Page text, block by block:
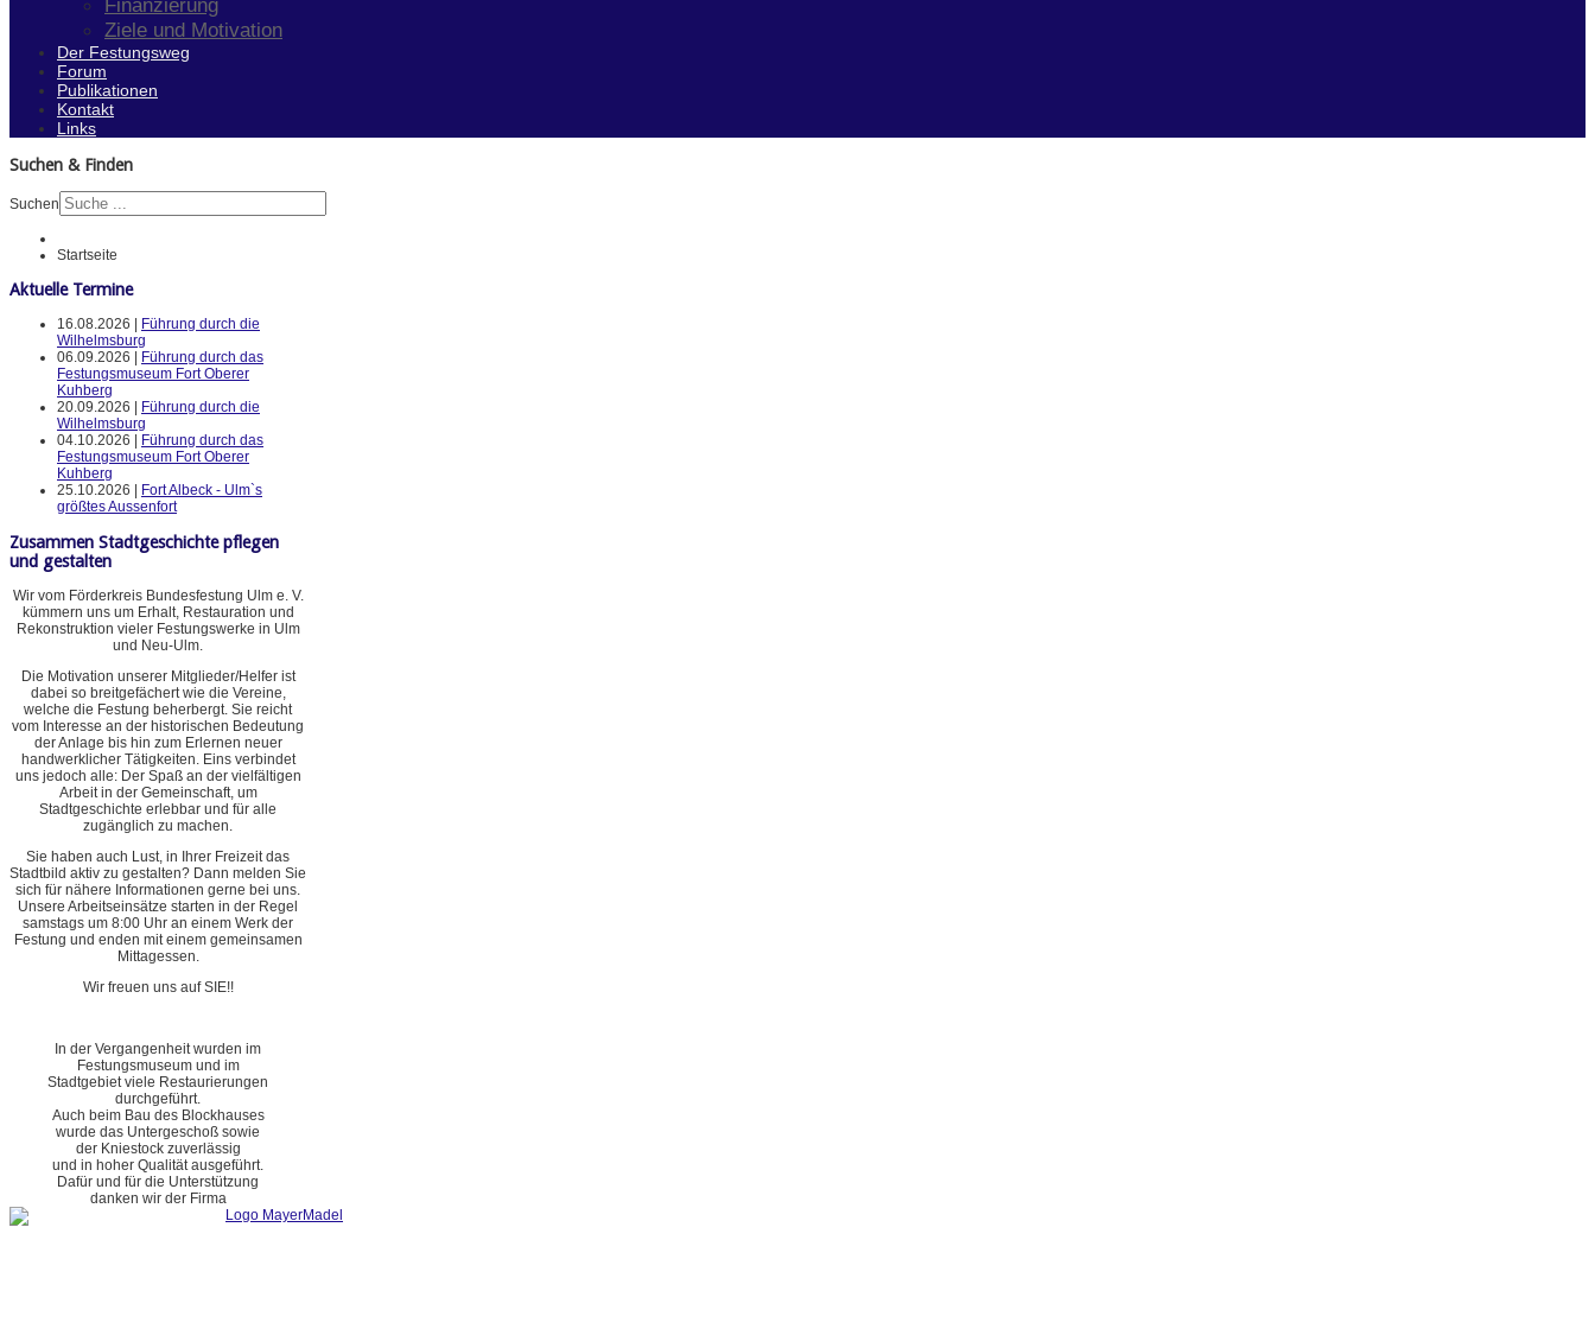
Finanzierung
Ziele und Motivation
Der Festungsweg
Forum
Publikationen
Kontakt
Links
Suchen & Finden
Suchen
Startseite
Aktuelle Termine
16.08.2026 |
Führung durch die
Wilhelmsburg
06.09.2026 |
Führung durch das
Festungsmuseum Fort Oberer
Kuhberg
20.09.2026 |
Führung durch die
Wilhelmsburg
04.10.2026 |
Führung durch das
Festungsmuseum Fort Oberer
Kuhberg
25.10.2026 |
Fort Albeck - Ulm`s
größtes Aussenfort
Zusammen Stadtgeschichte pflegen
und gestalten
Wir vom Förderkreis Bundesfestung Ulm e. V.
kümmern uns um Erhalt, Restauration und
Rekonstruktion vieler Festungswerke in Ulm
und Neu-Ulm.
Die Motivation unserer Mitglieder/Helfer ist
dabei so breitgefächert wie die Vereine,
welche die Festung beherbergt. Sie reicht
vom Interesse an der historischen Bedeutung
der Anlage bis hin zum Erlernen neuer
handwerklicher Tätigkeiten. Eins verbindet
uns jedoch alle: Der Spaß an der vielfältigen
Arbeit in der Gemeinschaft, um
Stadtgeschichte erlebbar und für alle
zugänglich zu machen.
Sie haben auch Lust, in Ihrer Freizeit das
Stadtbild aktiv zu gestalten? Dann melden Sie
sich für nähere Informationen gerne bei uns.
Unsere Arbeitseinsätze starten in der Regel
samstags um 8:00 Uhr an einem Werk der
Festung und enden mit einem gemeinsamen
Mittagessen.
Wir freuen uns auf SIE!!
In der Vergangenheit wurden im
Festungsmuseum und im
Stadtgebiet viele Restaurierungen
durchgeführt.
Auch beim Bau des Blockhauses
wurde das Untergeschoß sowie
der Kniestock zuverlässig
und in hoher Qualität ausgeführt.
Dafür und für die Unterstützung
danken wir der Firma